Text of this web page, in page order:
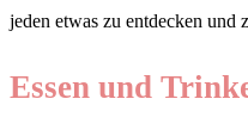
jeden etwas zu entdecken und
Essen und